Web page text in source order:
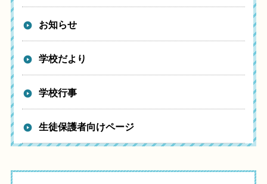
お知らせ
学校だより
学校行事
生徒保護者向けページ